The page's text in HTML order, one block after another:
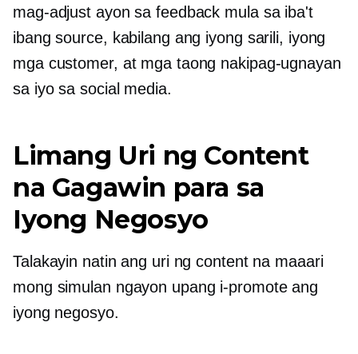
mag-adjust ayon sa feedback mula sa iba't
ibang source, kabilang ang iyong sarili, iyong
mga customer, at mga taong nakipag-ugnayan
sa iyo sa social media.
Limang Uri ng Content
na Gagawin para sa
Iyong Negosyo
Talakayin natin ang uri ng content na maaari
mong simulan ngayon upang i-promote ang
iyong negosyo.